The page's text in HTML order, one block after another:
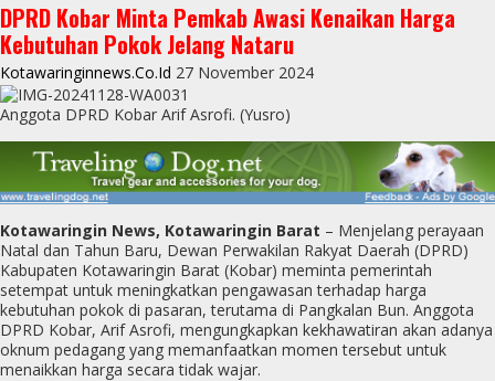
DPRD Kobar Minta Pemkab Awasi Kenaikan Harga
Kebutuhan Pokok Jelang Nataru
Kotawaringinnews.co.id 27 November 2024
Anggota DPRD Kobar Arif Asrofi. (Yusro)
Kotawaringin News, Kotawaringin Barat – Menjelang perayaan
Natal dan Tahun Baru, Dewan Perwakilan Rakyat Daerah (DPRD)
Kabupaten Kotawaringin Barat (Kobar) meminta pemerintah
setempat untuk meningkatkan pengawasan terhadap harga
kebutuhan pokok di pasaran, terutama di Pangkalan Bun. Anggota
DPRD Kobar, Arif Asrofi, mengungkapkan kekhawatiran akan adanya
oknum pedagang yang memanfaatkan momen tersebut untuk
menaikkan harga secara tidak wajar.